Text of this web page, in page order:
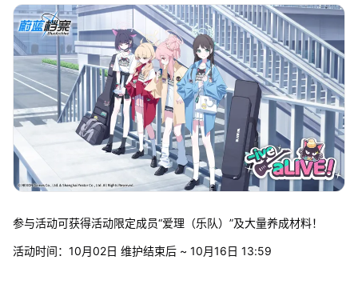
参与活动可获得活动限定成员“爱理（乐队）”及大量养成材料！
活动时间：10月02日 维护结束后 ~ 10月16日 13:59